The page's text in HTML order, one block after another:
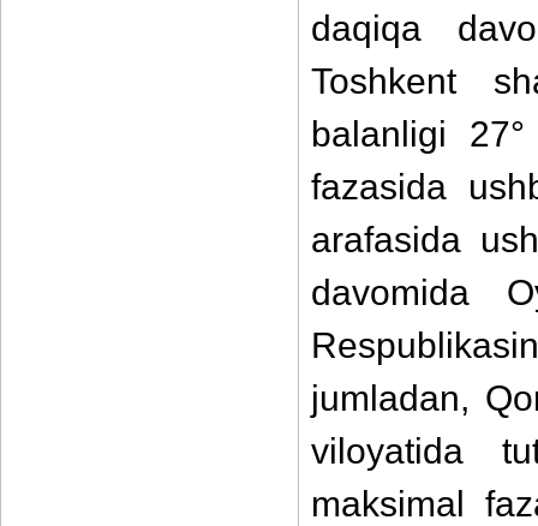
daqiqa
Toshkent
balanligi
fazasida
arafasida
davomida
jumladan,
viloyatida
maksimal